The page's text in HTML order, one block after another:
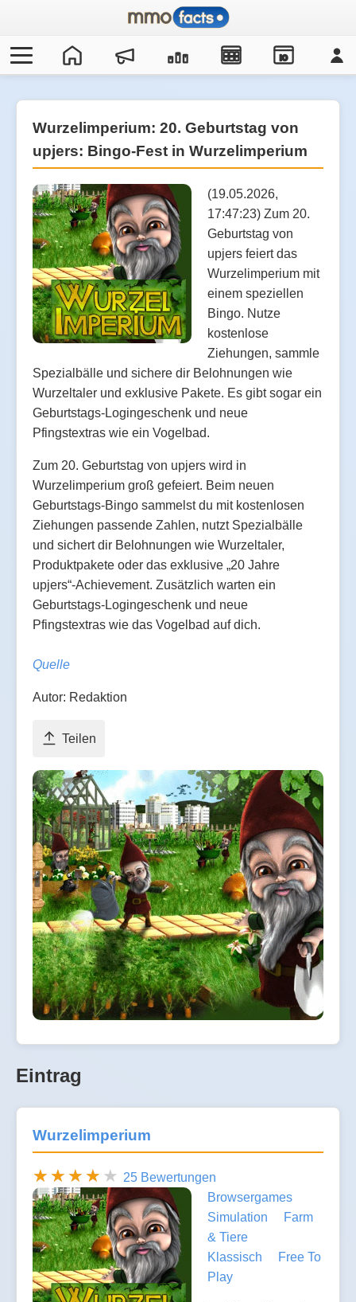
IO
Wurzelimperium: 20. Geburtstag von
upjers: Bingo-Fest in Wurzelimperium
(19.05.2026,
17:47:23) Zum 20.
Geburtstag von
upjers feiert das
Wurzelimperium mit
einem speziellen
Bingo. Nutze
kostenlose
Ziehungen, sammle
Spezialbälle und sichere dir Belohnungen wie
Wurzeltaler und exklusive Pakete. Es gibt sogar ein
Geburtstags-Logingeschenk und neue
Pfingstextras wie ein Vogelbad.
Zum 20. Geburtstag von upjers wird in
Wurzelimperium groß gefeiert. Beim neuen
Geburtstags-Bingo sammelst du mit kostenlosen
Ziehungen passende Zahlen, nutzt Spezialbälle
und sichert dir Belohnungen wie Wurzeltaler,
Produktpakete oder das exklusive „20 Jahre
upjers“-Achievement. Zusätzlich warten ein
Geburtstags-Logingeschenk und neue
Pfingstextras wie das Vogelbad auf dich.
Quelle
Autor: Redaktion
Teilen
Eintrag
Wurzelimperium
25 Bewertungen
Browsergames
Simulation
Farm
& Tiere
Klassisch
Free To
Play